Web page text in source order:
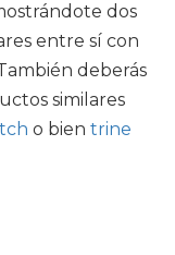
dos
entre sí con
deberás
similares
o bien trine